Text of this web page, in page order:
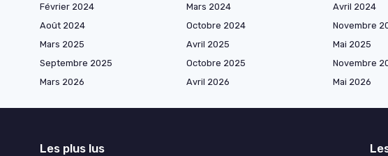
Février 2024
Mars 2024 Avril 2024
Août 2024
Octobre 2024 Novembre
Mars 2025
Avril 2025 Mai 2025
Septembre 2025
Octobre 2025 Novembre
Mars 2026
Avril 2026 Mai 2026
Les plus lus